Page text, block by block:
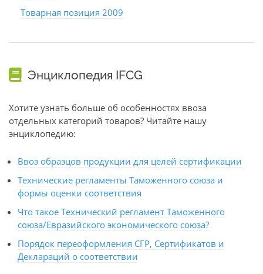
Товарная позиция 2009
Энциклопедия IFCG
Хотите узнать больше об особенностях ввоза
отдельных категорий товаров? Читайте нашу
энциклопедию:
Ввоз образцов продукции для целей сертификации
Технические регламенты Таможенного союза и
формы оценки соответствия
Что такое Технический регламент Таможенного
союза/Евразийского экономического союза?
Порядок переоформления СГР, Сертификатов и
Деклараций о соответствии